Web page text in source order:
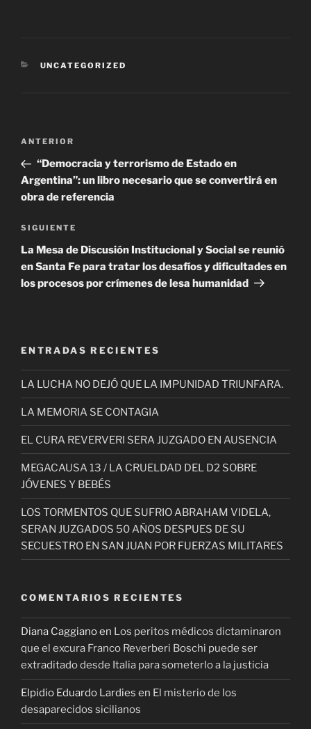
CATEGORÍAS
UNCATEGORIZED
Navegación
entradas
Entrada
anterior
ANTERIOR
“Democracia y terrorismo de Estado en
Argentina”: un libro necesario que se convertirá en
obra de referencia
Siguiente
entrada
SIGUIENTE
La Mesa de Discusión Institucional y Social se reunió
en Santa Fe para tratar los desafíos y dificultades en
los procesos por crímenes de lesa humanidad
ENTRADAS RECIENTES
LA LUCHA NO DEJÓ QUE LA IMPUNIDAD TRIUNFARA.
LA MEMORIA SE CONTAGIA
EL CURA REVERVERI SERA JUZGADO EN AUSENCIA
MEGACAUSA 13 / LA CRUELDAD DEL D2 SOBRE
JÓVENES Y BEBÉS
LOS TORMENTOS QUE SUFRIO ABRAHAM VIDELA,
SERAN JUZGADOS 50 AÑOS DESPUES DE SU
SECUESTRO EN SAN JUAN POR FUERZAS MILITARES
COMENTARIOS RECIENTES
Diana Caggianoen Los peritos médicos dictaminaron
que el excura Franco Reverberi Boschi puede ser
extraditado desde Italia para someterlo a la justicia
Elpidio Eduardo Lardies en El misterio de los
desaparecidos sicilianos